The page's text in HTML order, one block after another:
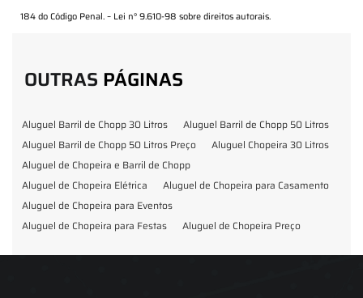
184 do Código Penal. – Lei n° 9.610-98 sobre direitos autorais.
OUTRAS PÁGINAS
Aluguel Barril de Chopp 30 Litros
Aluguel Barril de Chopp 50 Litros
Aluguel Barril de Chopp 50 Litros Preço
Aluguel Chopeira 30 Litros
Aluguel de Chopeira e Barril de Chopp
Aluguel de Chopeira Elétrica
Aluguel de Chopeira para Casamento
Aluguel de Chopeira para Eventos
Aluguel de Chopeira para Festas
Aluguel de Chopeira Preço